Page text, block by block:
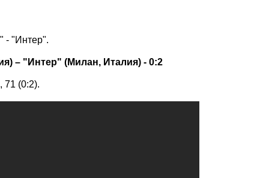
- "Интер".
– "Интер" (Милан, Италия) - 0:2
71 (0:2).